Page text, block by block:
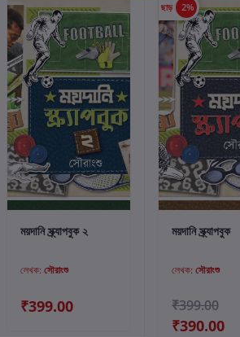
কার্টে যোগ করুন
ময়দানি স্ক্র্যাপবুক ২
লেখক: সৌরাংশু
₹399.00
ছাড় 2%
কার্টে যোগ করুন
ময়দানি স্ক্র্যাপবুক
লেখক: সৌরাংশু
₹399.00
₹390.00